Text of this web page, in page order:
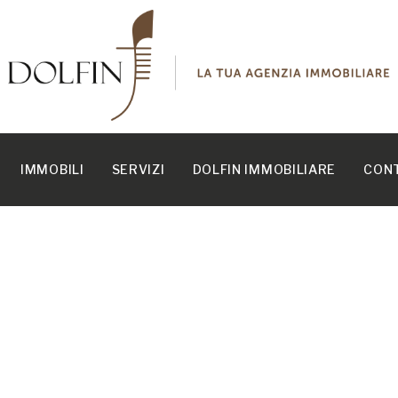
IMMOBILI SERVIZI DOLFIN IMMOBILIARE